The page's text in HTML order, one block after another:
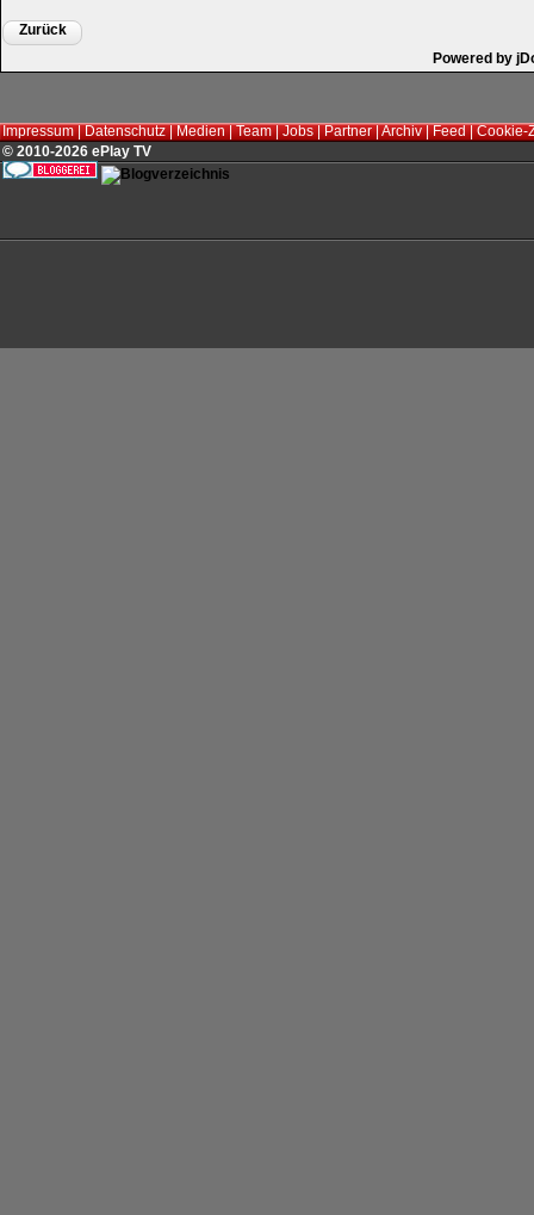
Zurück
Powered by
Impressum|Datenschutz|Medien|Team|Jobs|Partner|Archiv|Feed|Cookie-
© 2010-2026 ePlay TV